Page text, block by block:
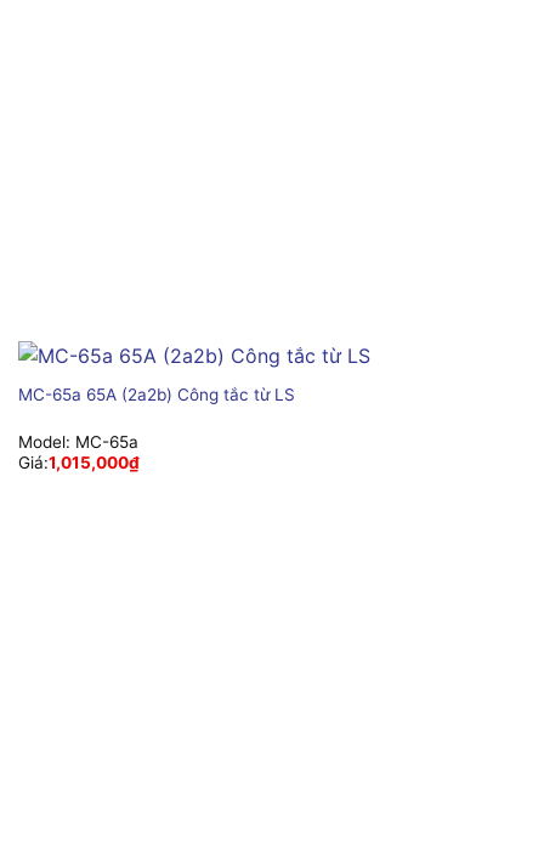
MC-65a 65A (2a2b) Công tắc từ LS
Model: MC-65a
Giá:1,015,000₫